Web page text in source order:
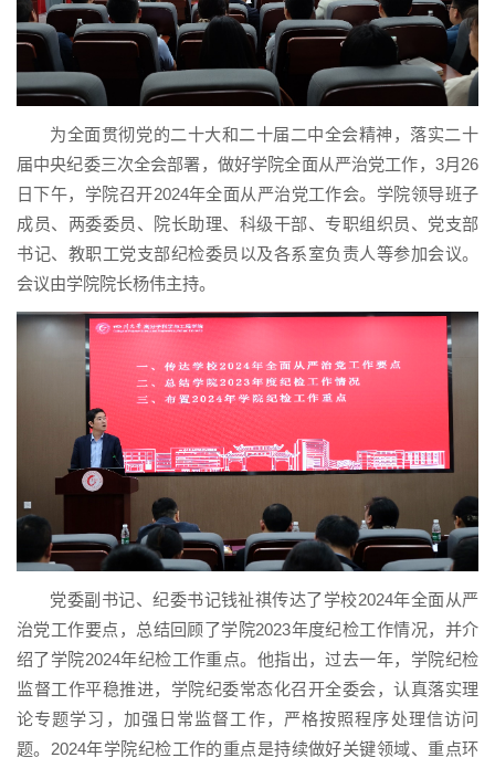
为全面贯彻党的二十大和二十届二中全会精神，落实二十
届中央纪委三次全会部署，做好学院全面从严治党工作，3月26
日下午，学院召开2024年全面从严治党工作会。学院领导班子
成员、两委委员、院长助理、科级干部、专职组织员、党支部
书记、教职工党支部纪检委员以及各系室负责人等参加会议。
会议由学院院长杨伟主持。
党委副书记、纪委书记钱祉祺传达了学校2024年全面从严
治党工作要点，总结回顾了学院2023年度纪检工作情况，并介
绍了学院2024年纪检工作重点。他指出，过去一年，学院纪检
监督工作平稳推进，学院纪委常态化召开全委会，认真落实理
论专题学习，加强日常监督工作，严格按照程序处理信访问
题。2024年学院纪检工作的重点是持续做好关键领域、重点环